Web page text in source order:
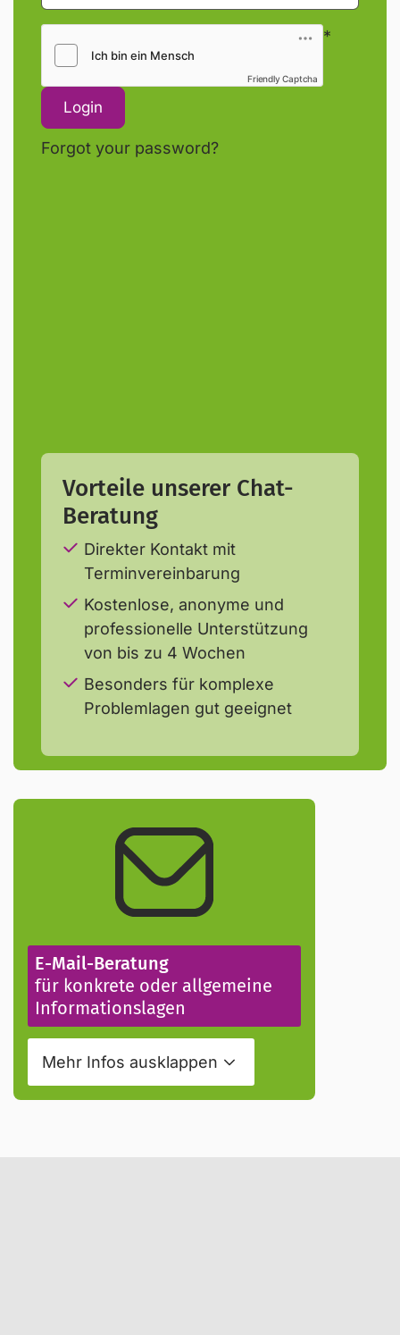
Friendly Captcha
*
Forgot your password?
Selbsttest
Vorteile unserer Chat-
Beratung
Direkter Kontakt mit
Terminvereinbarung
Kostenlose, anonyme und
professionelle Unterstützung
von bis zu 4 Wochen
Besonders für komplexe
Problemlagen gut geeignet
E-Mail-Beratung
für konkrete oder allgemeine
Informationslagen
Mehr Infosausklappen